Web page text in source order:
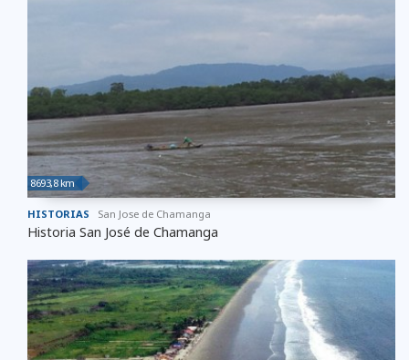
8693,8 km
HISTORIAS San Jose de Chamanga
Historia San José de Chamanga